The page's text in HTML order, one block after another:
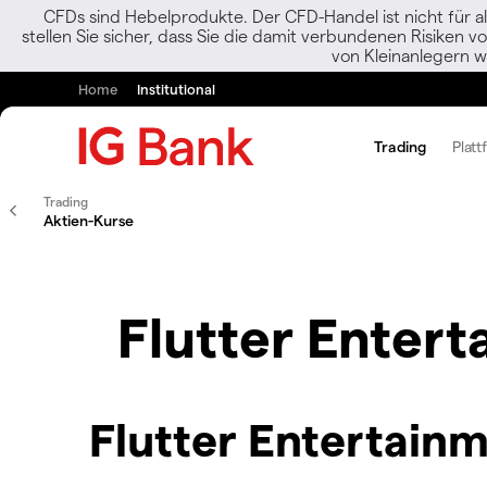
CFDs sind Hebelprodukte. Der CFD-Handel ist nicht für
stellen Sie sicher, dass Sie die damit verbundenen Risiken
von Kleinanlegern
Home Institutional
Trading
Trading
Aktien-Kurse
Flutter
Flutter